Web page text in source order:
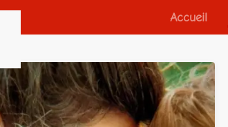
Accueil